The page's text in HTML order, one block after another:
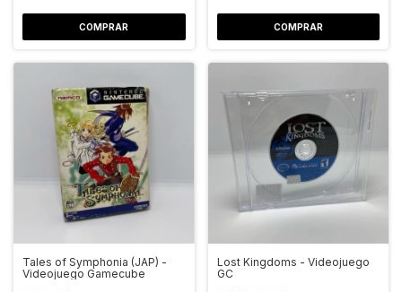
Tales of Symphonia (JAP) -
Videojuego Gamecube
Lost Kingdoms - Videojuego
GC